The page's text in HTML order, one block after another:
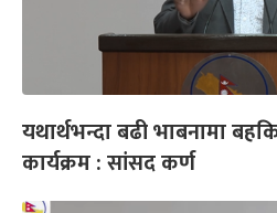
यथार्थभन्दा बढी भाबनामा
कार्यक्रम : सांसद कर्ण